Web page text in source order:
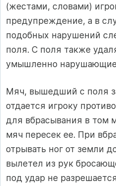
(жестами, словами)
предупреждение, а в
подобных нарушений
поля. С поля также
умышленно нарушающие
Мяч, вышедший с поля
отдается игроку
для вбрасывания в том
мяч пересек ее. При
отрывать ног от земли
вылетел из рук
под удар не